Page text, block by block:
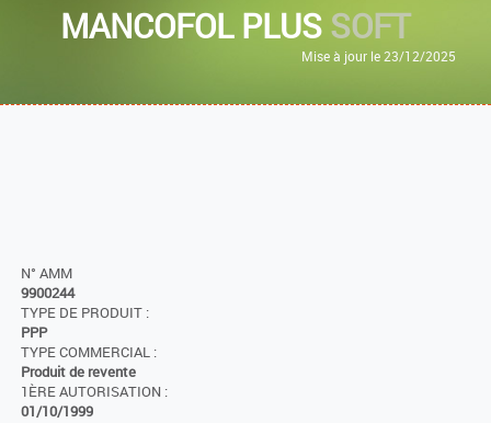
MANCOFOL PLUSSOFT
Mise à jour le 23/12/2025
N° AMM
9900244
TYPE DE PRODUIT :
PPP
TYPE COMMERCIAL :
Produit de revente
1ÈRE AUTORISATION :
01/10/1999